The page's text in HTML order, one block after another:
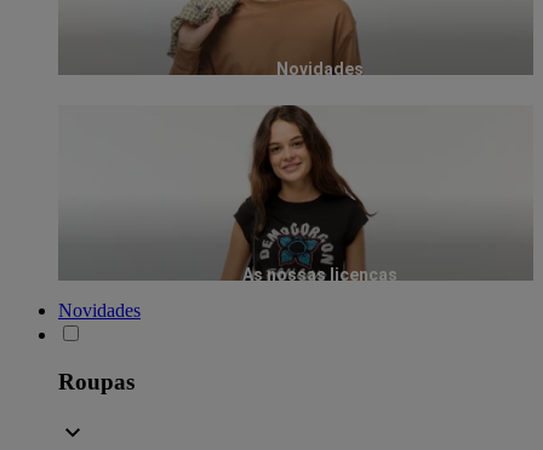
Novidades
As nossas licenças
Novidades
Roupas